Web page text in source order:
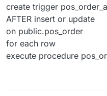
create trigger
AFTER insert or update
on public.pos_order
for each row
execute procedure